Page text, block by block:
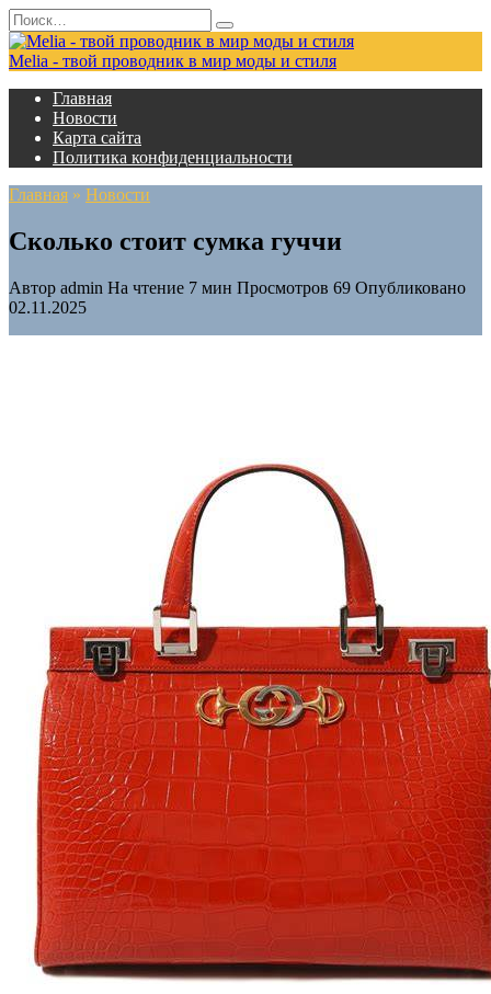
Перейти
к
содержанию
Search
for:
Melia - твой проводник в мир моды и стиля
Главная
Новости
Карта сайта
Политика конфиденциальности
Главная » Новости
Сколько стоит сумка гуччи
Автор admin На чтение 7 мин Просмотров 69 Опубликовано
02.11.2025